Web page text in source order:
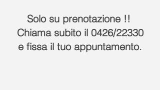
Solo su prenotazione !!
Chiama subito il 0426/22330
e fissa il tuo appuntamento.